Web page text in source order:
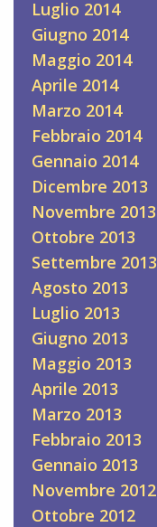
Luglio 2014
Giugno 2014
Maggio 2014
Aprile 2014
Marzo 2014
Febbraio 2014
Gennaio 2014
Dicembre 2013
Novembre 2013
Ottobre 2013
Settembre 2013
Agosto 2013
Luglio 2013
Giugno 2013
Maggio 2013
Aprile 2013
Marzo 2013
Febbraio 2013
Gennaio 2013
Novembre 2012
Ottobre 2012